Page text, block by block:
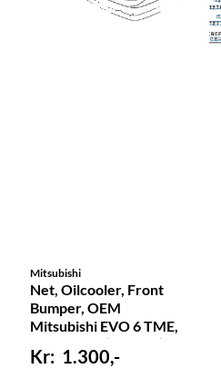
Mitsubishi
Net, Oilcooler, Front
Bumper, OEM
Mitsubishi EVO 6 TME,
MR533175 (62035B)
1.300,-